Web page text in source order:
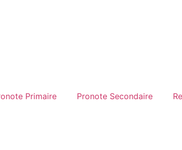
Primaire Pronote Secondaire